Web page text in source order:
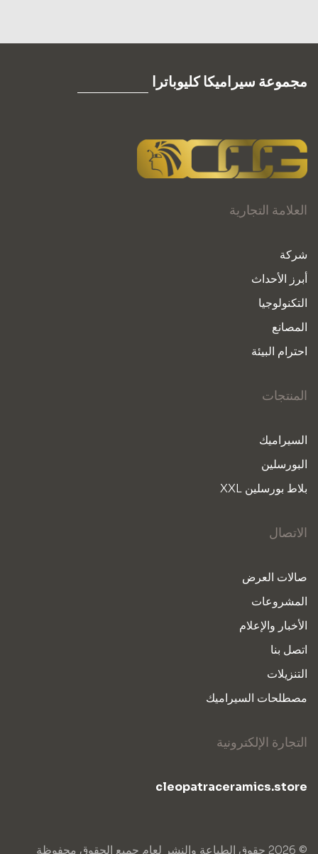
مجموعة سيراميكا كليوباترا
العلامة التجارية
شركة
أبرز الأحداث
التكنولوجيا
المصانع
احترام البيئة
المنتجات
السيراميك
البورسلين
بلاط بورسلين XXL
الاتصال
صالات العرض
المشروعات
الأخبار والإعلام
اتصل بنا
التنزيلات
مصطلحات السيراميك
التجارة الإلكترونية
cleopatraceramics.store
© 2026 حقوق الطباعة والنشر لعام جميع الحقوق محفوظة